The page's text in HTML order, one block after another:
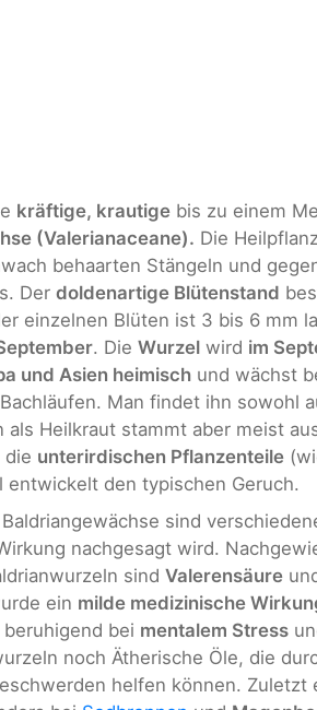
kräftige, krautige bis zu einem
(Valerianaceane). Die
behaarten Stängeln und
Der doldenartige Blütenstand
einzelnen Blüten ist 3 bis 6 mm
. Die Wurzel wird im
und Asien heimisch und wächst
Man findet ihn sowohl
als Heilkraut stammt aber meist
die unterirdischen Pflanzenteile
entwickelt den typischen Geruch.
sind
nachgesagt wird.
sind Valerensäure
ein milde medizinische
bei mentalem Stress
noch Ätherische Öle, die
helfen können. Zuletzt